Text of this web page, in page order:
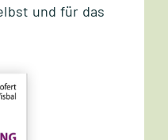
und für das